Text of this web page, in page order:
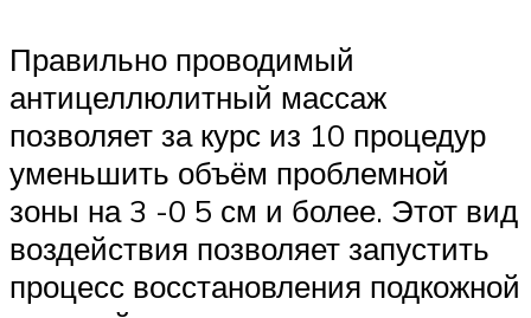
Правильно проводимый
антицеллюлитный массаж
позволяет за курс из 10 процедур
уменьшить объём проблемной
зоны на 3 -0 5 см и более. Этот вид
воздействия позволяет запустить
процесс восстановления подкожной